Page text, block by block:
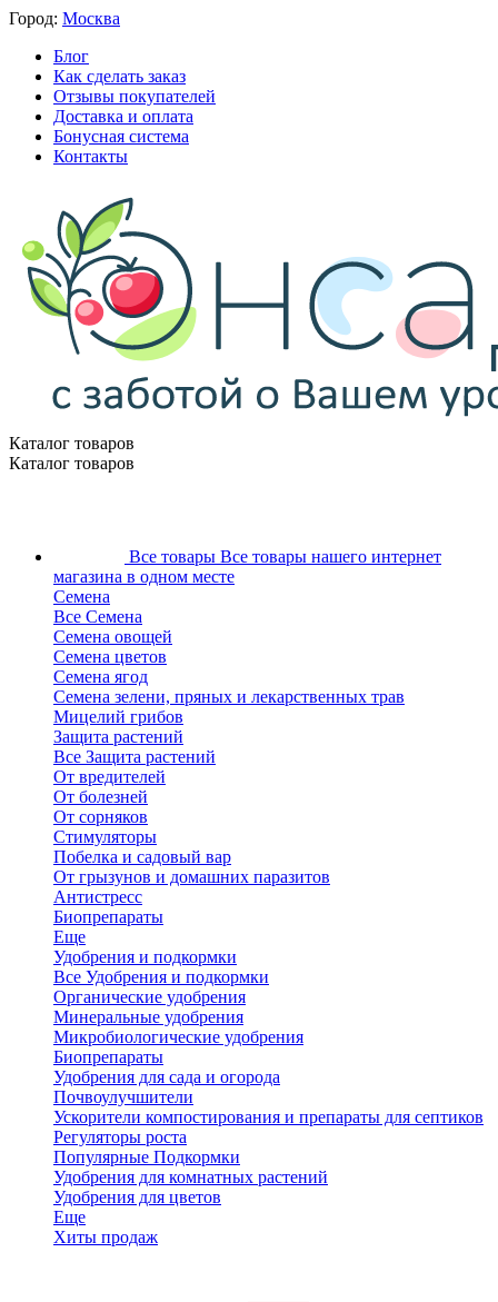
Город: Москва
Блог
Как сделать заказ
Отзывы покупателей
Доставка и оплата
Бонусная система
Контакты
Каталог товаров
Каталог товаров
Все товары Все товары нашего интернет
магазина в одном месте
Семена
Все Семена
Семена овощей
Семена цветов
Семена ягод
Семена зелени, пряных и лекарственных трав
Мицелий грибов
Защита растений
Все Защита растений
От вредителей
От болезней
От сорняков
Стимуляторы
Побелка и садовый вар
От грызунов и домашних паразитов
Антистресс
Биопрепараты
Еще
Удобрения и подкормки
Все Удобрения и подкормки
Органические удобрения
Минеральные удобрения
Микробиологические удобрения
Биопрепараты
Удобрения для сада и огорода
Почвоулучшители
Ускорители компостирования и препараты для септиков
Регуляторы роста
Популярные Подкормки
Удобрения для комнатных растений
Удобрения для цветов
Еще
Хиты продаж